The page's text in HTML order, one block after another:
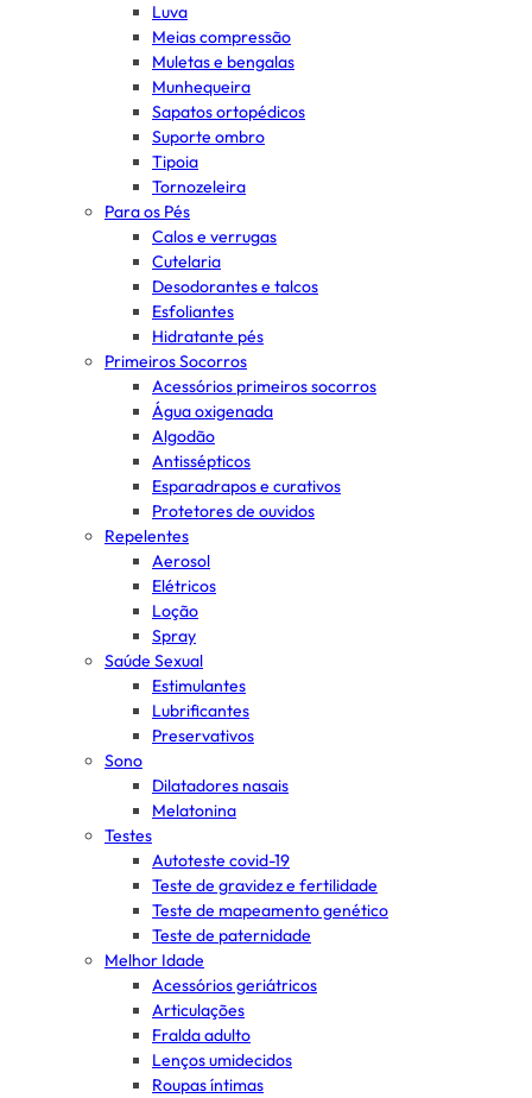
Luva
Meias compressão
Muletas e bengalas
Munhequeira
Sapatos ortopédicos
Suporte ombro
Tipoia
Tornozeleira
Para os Pés
Calos e verrugas
Cutelaria
Desodorantes e talcos
Esfoliantes
Hidratante pés
Primeiros Socorros
Acessórios primeiros socorros
Água oxigenada
Algodão
Antissépticos
Esparadrapos e curativos
Protetores de ouvidos
Repelentes
Aerosol
Elétricos
Loção
Spray
Saúde Sexual
Estimulantes
Lubrificantes
Preservativos
Sono
Dilatadores nasais
Melatonina
Testes
Autoteste covid-19
Teste de gravidez e fertilidade
Teste de mapeamento genético
Teste de paternidade
Melhor Idade
Acessórios geriátricos
Articulações
Fralda adulto
Lenços umidecidos
Roupas íntimas